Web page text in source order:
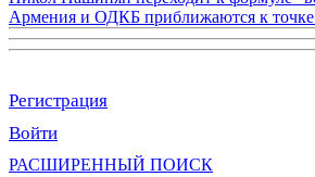
Армения и ОДКБ приближаются к точке
Регистрация
Войти
РАСШИРЕННЫЙ ПОИСК